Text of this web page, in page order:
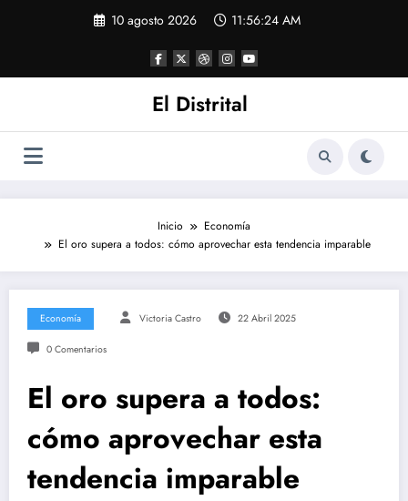
10 agosto 2026 11:56:24 AM
El Distrital
Inicio
Economía
El oro supera a todos: cómo aprovechar esta tendencia imparable
Economía Victoria Castro 22 Abril 2025
0 Comentarios
El oro supera a todos:
cómo aprovechar esta
tendencia imparable